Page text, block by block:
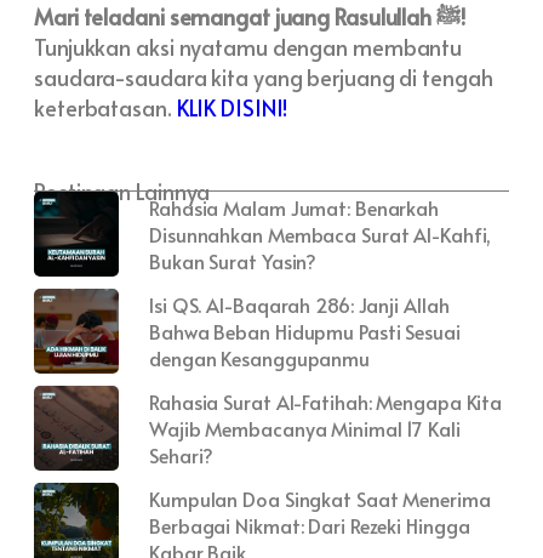
Mari teladani semangat juang Rasulullah ﷺ!
Tunjukkan aksi nyatamu dengan membantu
saudara-saudara kita yang berjuang di tengah
keterbatasan. KLIK DISINI!
Postingan Lainnya
Rahasia Malam Jumat: Benarkah
Disunnahkan Membaca Surat Al-Kahfi,
Bukan Surat Yasin?
Isi QS. Al-Baqarah 286: Janji Allah
Bahwa Beban Hidupmu Pasti Sesuai
dengan Kesanggupanmu
Rahasia Surat Al-Fatihah: Mengapa Kita
Wajib Membacanya Minimal 17 Kali
Sehari?
Kumpulan Doa Singkat Saat Menerima
Berbagai Nikmat: Dari Rezeki Hingga
Kabar Baik